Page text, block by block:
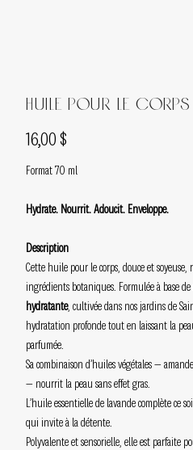
Huile pour le corps
Prix
16,00 $
Format 70 ml
Hydrate. Nourrit. Adoucit. Enveloppe.
Description
Cette huile pour le corps, douce et
ingrédients botaniques. Formulée à base
hydratante, cultivée dans nos jardins de
hydratation profonde tout en laissant la
parfumée.
Sa combinaison d’huiles végétales —
— nourrit la peau sans effet gras.
L’huile essentielle de lavande complète ce
qui invite à la détente.
Polyvalente et sensorielle, elle est parfaite